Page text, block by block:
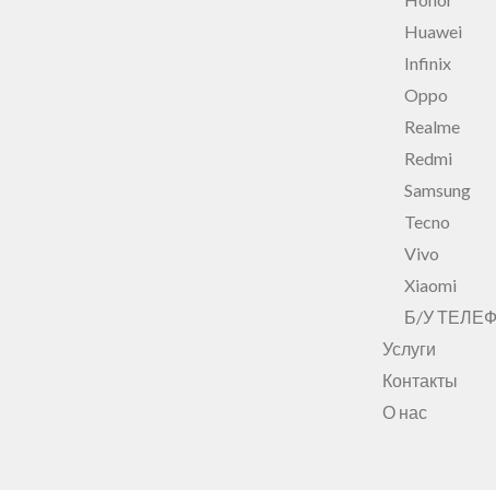
Huawei
Infinix
Oppo
Realme
Redmi
Samsung
Tecno
Vivo
Xiaomi
Б/У
Услуги
Контакты
О нас